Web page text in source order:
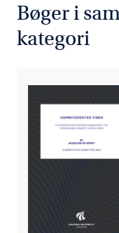
Bøger i
kategori